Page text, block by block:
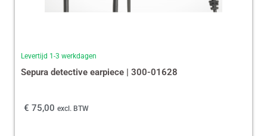
Levertijd 1-3 werkdagen
Sepura detective earpiece | 300-01628
€ 75,00 excl. BTW